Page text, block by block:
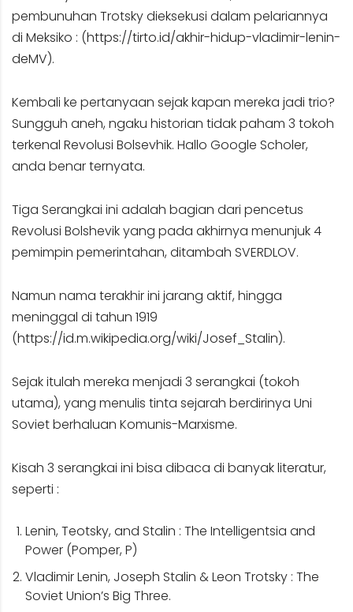
pembunuhan Trotsky dieksekusi dalam pelariannya
di Meksiko : (https://tirto.id/akhir-hidup-vladimir-lenin-
deMV).
Kembali ke pertanyaan sejak kapan mereka jadi trio?
Sungguh aneh, ngaku historian tidak paham 3 tokoh
terkenal Revolusi Bolsevhik. Hallo Google Scholer,
anda benar ternyata.
Tiga Serangkai ini adalah bagian dari pencetus
Revolusi Bolshevik yang pada akhirnya menunjuk 4
pemimpin pemerintahan, ditambah SVERDLOV.
Namun nama terakhir ini jarang aktif, hingga
meninggal di tahun 1919
(https://id.m.wikipedia.org/wiki/Josef_Stalin).
Sejak itulah mereka menjadi 3 serangkai (tokoh
utama), yang menulis tinta sejarah berdirinya Uni
Soviet berhaluan Komunis-Marxisme.
Kisah 3 serangkai ini bisa dibaca di banyak literatur,
seperti :
Lenin, Teotsky, and Stalin : The Intelligentsia and
Power (Pomper, P)
Vladimir Lenin, Joseph Stalin & Leon Trotsky : The
Soviet Union’s Big Three.